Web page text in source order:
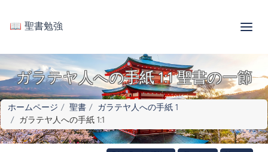
📖 聖書勉強
ガラテヤ人への手紙 1:1 聖書の一節
ホームページ 聖書
ガラテヤ人への手紙 1
ガラテヤ人への手紙 1:1